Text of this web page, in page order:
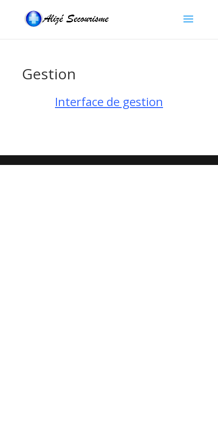
Gestion
Interface de gestion